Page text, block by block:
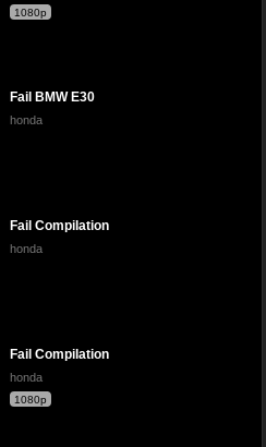
1080p
Fail BMW E30
honda
Fail Compilation
honda
Fail Compilation
honda
1080p